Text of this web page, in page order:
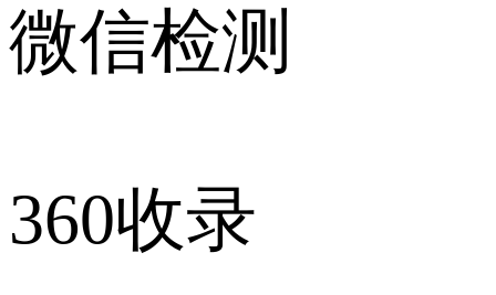
微信检测
360收录